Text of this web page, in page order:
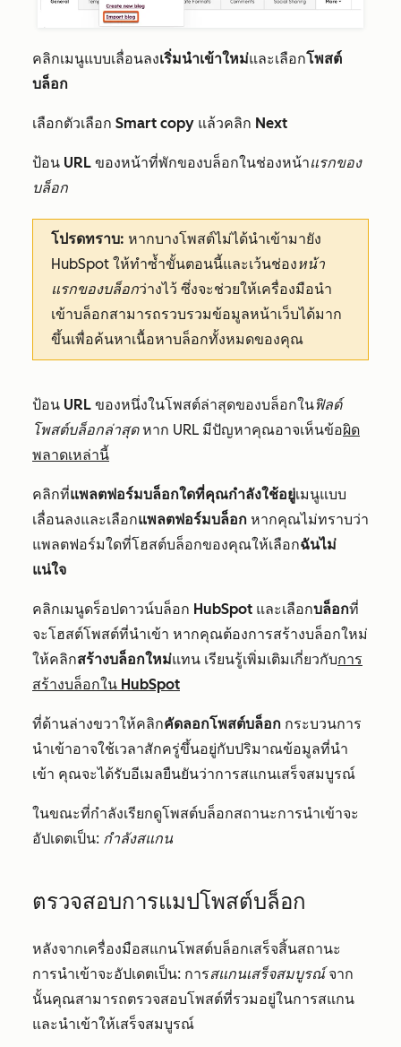
คลิกเมนูแบบเลื่อนลงเริ่มนำเข้าใหม่และเลือกโพสต์
บล็อก
เลือกตัวเลือก Smart copy แล้วคลิก Next
ป้อน URL ของหน้าที่พักของบล็อกในช่องหน้าแรกของ
บล็อก
โปรดทราบ: หากบางโพสต์ไม่ได้นำเข้ามายัง
HubSpot ให้ทำซ้ำขั้นตอนนี้และเว้นช่องหน้า
แรกของบล็อกว่างไว้ ซึ่งจะช่วยให้เครื่องมือนำ
เข้าบล็อกสามารถรวบรวมข้อมูลหน้าเว็บได้มาก
ขึ้นเพื่อค้นหาเนื้อหาบล็อกทั้งหมดของคุณ
ป้อน URL ของหนึ่งในโพสต์ล่าสุดของบล็อกในฟิลด์
โพสต์บล็อกล่าสุดหาก URL มีปัญหาคุณอาจเห็นข้อผิด
พลาดเหล่านี้
คลิกที่แพลตฟอร์มบล็อกใดที่คุณกำลังใช้อยู่เมนูแบบ
เลื่อนลงและเลือกแพลตฟอร์มบล็อก หากคุณไม่ทราบว่า
แพลตฟอร์มใดที่โฮสต์บล็อกของคุณให้เลือกฉันไม่
แน่ใจ
คลิกเมนูดร็อปดาวน์บล็อก HubSpot และเลือกบล็อกที่
จะโฮสต์โพสต์ที่นำเข้า หากคุณต้องการสร้างบล็อกใหม่
ให้คลิกสร้างบล็อกใหม่แทน เรียนรู้เพิ่มเติมเกี่ยวกับการ
สร้างบล็อกใน HubSpot
ที่ด้านล่างขวาให้คลิกคัดลอกโพสต์บล็อก กระบวนการ
นำเข้าอาจใช้เวลาสักครู่ขึ้นอยู่กับปริมาณข้อมูลที่นำ
เข้า คุณจะได้รับอีเมลยืนยันว่าการสแกนเสร็จสมบูรณ์
ในขณะที่กำลังเรียกดูโพสต์บล็อกสถานะการนำเข้าจะ
อัปเดตเป็น: กำลังสแกน
ตรวจสอบการแมปโพสต์บล็อก
หลังจากเครื่องมือสแกนโพสต์บล็อกเสร็จสิ้นสถานะ
การนำเข้าจะอัปเดตเป็น: การสแกนเสร็จสมบูรณ์จาก
นั้นคุณสามารถตรวจสอบโพสต์ที่รวมอยู่ในการสแกน
และนำเข้าให้เสร็จสมบูรณ์